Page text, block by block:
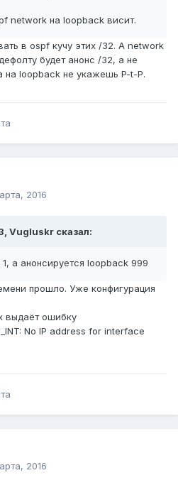
network на loopback висит.
в ospf кучу этих /32. А network
будет анонс /32, а не
на loopback не укажешь P-t-P.
2016
Vugluskr сказал:
а анонсируется loopback 999
прошло. Уже конфигурация
выдаёт ошибку
No IP address for interface
2016